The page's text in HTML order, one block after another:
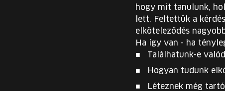
hogy mit tanulunk,
lett. Feltettük a
elköteleződés
Ha így van - ha
Találhatunk-e
Hogyan tudunk
Léteznek még